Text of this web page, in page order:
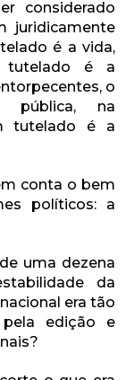
considerado
juridicamente
é a vida,
tutelado é a
o
na
tutelado é a
conta o bem
políticos: a
uma dezena
da
era tão
edição e